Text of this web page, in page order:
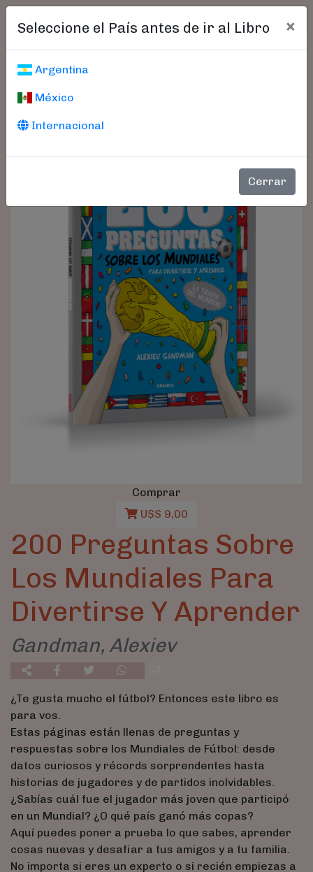
Seleccione el País antes de ir al Libro ×
Argentina
México
Internacional
Cerrar
Comprar
U$S 9,00
200 Preguntas Sobre
Los Mundiales Para
Divertirse Y Aprender
Gandman, Alexiev
¿Te gusta mucho el fútbol? Entonces este libro es
para vos.
Estas páginas están llenas de preguntas y
respuestas sobre los Mundiales de Fútbol: desde
datos curiosos y récords sorprendentes hasta
historias de jugadores y de partidos inolvidables.
¿Sabías cuál fue el jugador más joven que participó
en un Mundial? ¿O qué país ganó más copas?
Aquí puedes poner a prueba lo que sabes, aprender
cosas nuevas y desafiar a tus amigos y a tu familia.
No importa si eres un experto o si recién empiezas a